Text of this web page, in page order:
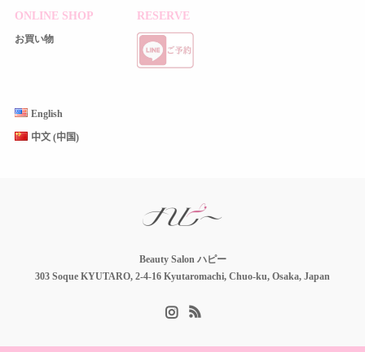
ONLINE SHOP
お買い物
RESERVE
English
中文 (中国)
Beauty Salon ハピー
303 Soque KYUTARO, 2-4-16 Kyutaromachi, Chuo-ku, Osaka, Japan